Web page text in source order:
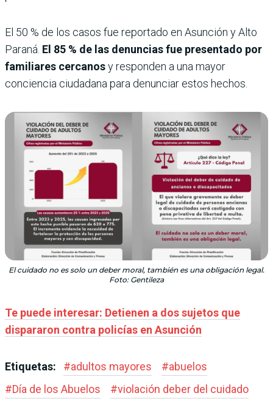
El 50 % de los casos fue reportado en Asunción y Alto
Paraná. El 85 % de las denuncias fue presentado por
familiares cercanosy responden a una mayor
conciencia ciudadana para denunciar estos hechos.
El cuidado no es solo un deber moral, también es una obligación legal.
Foto: Gentileza
Te puede interesar: Detienen a dos sujetos que
dispararon contra policías en Asunción
Etiquetas: #adultos mayores #abuelos
#Día de los Abuelos #violación deber del cuidado